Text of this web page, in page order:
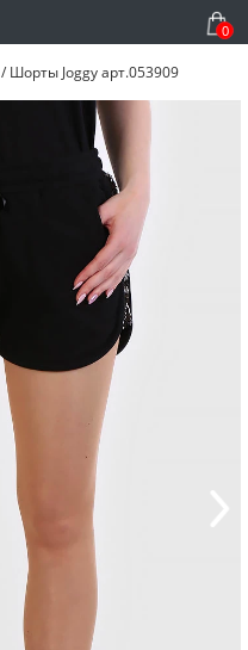
0
/ Шорты Joggy арт.053909